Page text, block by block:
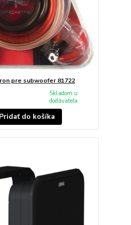
pre subwoofer 81722
Skladom u
dodávateľa
Pridať do košíka